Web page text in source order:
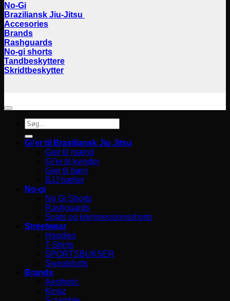
No-Gi
Braziliansk Jiu-Jitsu
Accesories
Brands
Rashguards
No-gi shorts
Tandbeskyttere
Skridtbeskytter
Søg
efter:
Gi’er til Brasiliansk Jiu Jitsu
Gier til mænd
Gi’er til kvinder
Gier til børn
BJJ bælter
No-gi
No Gi Shorts
Rashguards
Spats og kompressionsshorts
Streetwear
Hoodies
T-Shirts
SPORTSBUKSER
Sweatshirts
Brands
Aesthetic
Kingz